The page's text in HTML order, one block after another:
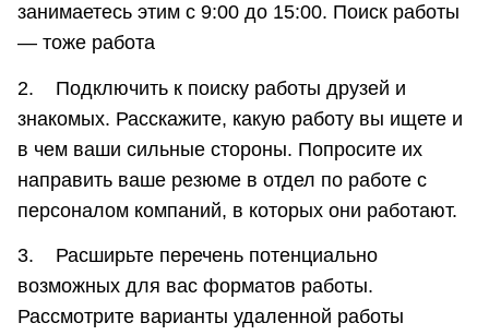
занимаетесь этим с 9:00 до 15:00. Поиск работы
— тоже работа
2. Подключить к поиску работы друзей и
знакомых. Расскажите, какую работу вы ищете и
в чем ваши сильные стороны. Попросите их
направить ваше резюме в отдел по работе с
персоналом компаний, в которых они работают.
3. Расширьте перечень потенциально
возможных для вас форматов работы.
Рассмотрите варианты удаленной работы